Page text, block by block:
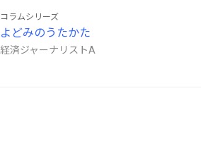
コラムシリーズ
よどみのうたかた
経済ジャーナリストA